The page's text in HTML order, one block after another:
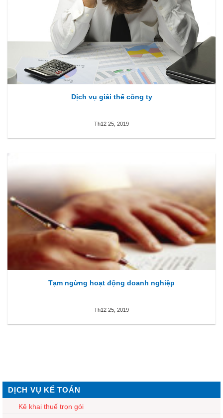
Dịch vụ giải thể công ty
Th12 25, 2019
Tạm ngừng hoạt động doanh nghiệp
Th12 25, 2019
DỊCH VỤ KẾ TOÁN
Kê khai thuế trọn gói